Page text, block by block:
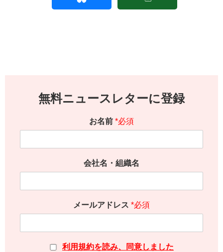
無料ニュースレターに登録
お名前 *必須
会社名・組織名
メールアドレス *必須
利用規約を読み、同意しました